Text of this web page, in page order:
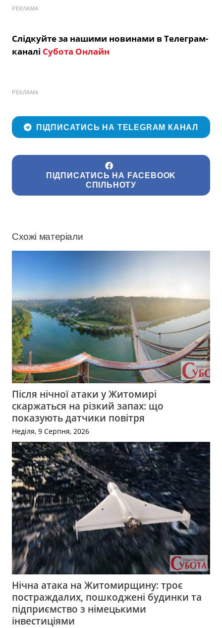
РЕКЛАМА
Слідкуйте за нашими новинами в Телеграм-
каналі Субота Онлайн
РЕКЛАМА
ПІДПИСАТИСЬ НА TELEGRAM КАНАЛ
ПІДПИСАТИСЬ НА FACEBOOK
СПІЛЬНОТУ
Схожі матеріали
Після нічної атаки у Житомирі
скаржаться на різкий запах: що
показують датчики повітря
Неділя, 9 Серпня, 2026
Нічна атака на Житомирщину: троє
постраждалих, пошкоджені будинки та
підприємство з німецькими
інвестиціями